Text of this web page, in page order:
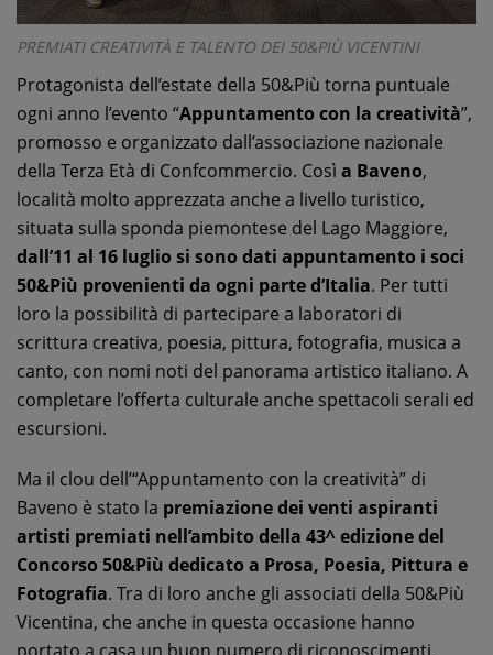
PREMIATI CREATIVITÀ E TALENTO DEI 50&PIÙ VICENTINI
Protagonista dell’estate della 50&Più torna puntuale
ogni anno l’evento “Appuntamento con la creatività”,
promosso e organizzato dall’associazione nazionale
della Terza Età di Confcommercio. Così a Baveno,
località molto apprezzata anche a livello turistico,
situata sulla sponda piemontese del Lago Maggiore,
dall’11 al 16 luglio si sono dati appuntamento i soci
50&Più provenienti da ogni parte d’Italia. Per tutti
loro la possibilità di partecipare a laboratori di
scrittura creativa, poesia, pittura, fotografia, musica a
canto, con nomi noti del panorama artistico italiano. A
completare l’offerta culturale anche spettacoli serali ed
escursioni.
Ma il clou dell’“Appuntamento con la creatività” di
Baveno è stato la premiazione dei venti aspiranti
artisti premiati nell’ambito della 43^ edizione del
Concorso 50&Più dedicato a Prosa, Poesia, Pittura e
Fotografia. Tra di loro anche gli associati della 50&Più
Vicentina, che anche in questa occasione hanno